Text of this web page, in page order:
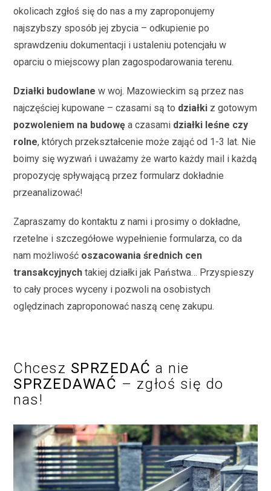
okolicach zgłoś się do nas a my zaproponujemy
najszybszy sposób jej zbycia – odkupienie po
sprawdzeniu dokumentacji i ustaleniu potencjału w
oparciu o miejscowy plan zagospodarowania terenu.
Działki budowlane w woj. Mazowieckim są przez nas
najczęściej kupowane – czasami są to działki z gotowym
pozwoleniem na budowę a czasami działki leśne czy
rolne, których przekształcenie może zająć od 1-3 lat. Nie
boimy się wyzwań i uważamy że warto każdy mail i każdą
propozycję spływającą przez formularz dokładnie
przeanalizować!
Zapraszamy do kontaktu z nami i prosimy o dokładne,
rzetelne i szczegółowe wypełnienie formularza, co da
nam możliwość oszacowania średnich cen
transakcyjnych takiej działki jak Państwa… Przyspieszy
to cały proces wyceny i pozwoli na osobistych
oględzinach zaproponować naszą cenę zakupu.
Chcesz SPRZEDAĆ a nie
SPRZEDAWAĆ – zgłoś się do
nas!